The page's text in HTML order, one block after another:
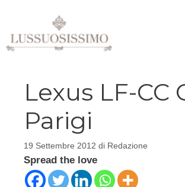
contenuto
Lexus LF-CC
Parigi
19 Settembre 2012 di Redazione
Spread the love